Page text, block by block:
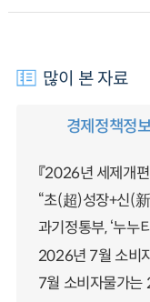
많이 본 자료
경제정책정
『2026년 세제개편
“초(超)성장+신(
과기정통부, ‘누누
2026년 7월 소비
7월 소비자물가는